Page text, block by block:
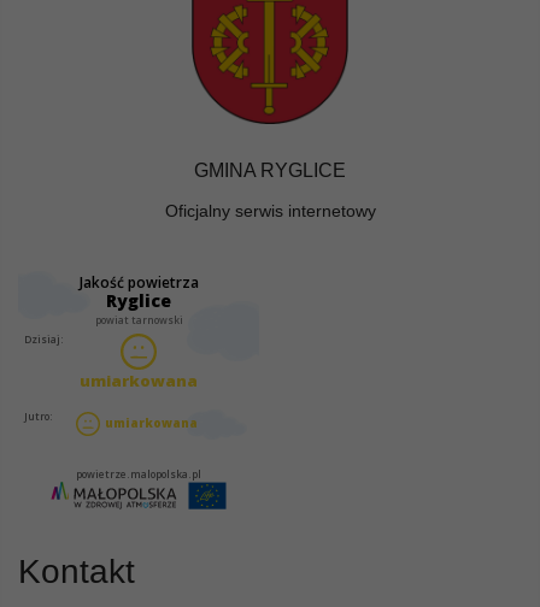
GMINA RYGLICE
Oficjalny serwis internetowy
Kontakt